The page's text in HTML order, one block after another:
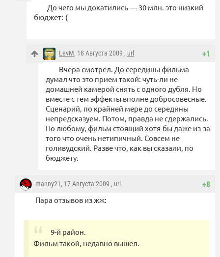
До чего мы докатились — 30 млн. это низкий
бюджет:-(
+1
LevM, 18 Августа 2009 , url
Вчера смотрел. До середины фильма
думал что это прием такой: чуть-ли не
домашней камерой снять с одного дубля. Но
вместе с тем эффекты вполне добросовесные.
Сценарий, по крайней мере до середины
непредсказуем. Потом, правда не сдержались.
По любому, фильм стоящий хотя-бы даже из-за
того что очень нетипичный. Совсем не
голивудский. Разве что, как вы сказали, по
бюджету.
+8
manny21, 17 Августа 2009 , url
Пара отзывов из жж:
9-й район.
Фильм такой, недавно вышел.